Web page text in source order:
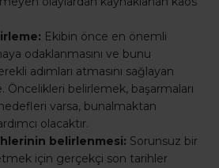
Ekibin önce en önemli
odaklanmasını ve bunu
adımları atmasını sağlayan
Öncelikleri belirlemek, başarmaları
varsa, bunalmaktan
olacaktır.
belirlenmesi: Sorunsuz bir
etmek için gerçekçi son tarihler